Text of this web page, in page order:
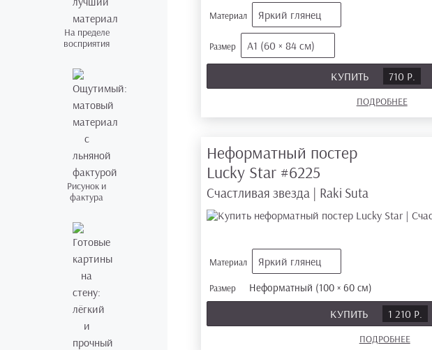
На пределе
восприятия
Рисунок и
фактура
Материал Яркий глянец
Размер А1 (60 × 84 см)
КУПИТЬ 710 Р.
ПОДРОБНЕЕ
Неформатный постер
Lucky Star #6225
Счастливая звезда | Raki Suta
Материал Яркий глянец
Размер Неформатный (100 × 60 см)
КУПИТЬ 1 210 Р.
ПОДРОБНЕЕ